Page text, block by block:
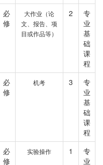
必
修
大作业（论
文、报告、项
目或作品等）
2
专
业
基
础
课
程
必
修
机考 3
专
业
基
础
课
程
必
修
实验操作 1
专
业